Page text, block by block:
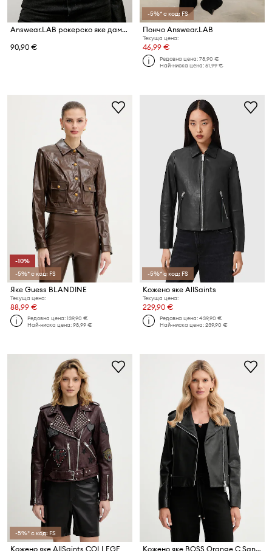
Answear.LAB рокерско яке дамско от имитация на кожа
90,90 €
-5%* с код: FS
Пончо Answear.LAB
Текуща цена:
46,99 €
Редовна цена:78,90 €
Най-ниска цена:51,99 €
-10%
-5%* с код: FS
Яке Guess BLANDINE
Текуща цена:
88,99 €
Редовна цена:139,90 €
Най-ниска цена:98,99 €
-5%* с код: FS
Кожено яке AllSaints
Текуща цена:
229,90 €
Редовна цена:439,90 €
Най-ниска цена:239,90 €
-5%* с код: FS
Кожено яке AllSaints COLLEGE Кожено яке BOSS Orange C Sandy